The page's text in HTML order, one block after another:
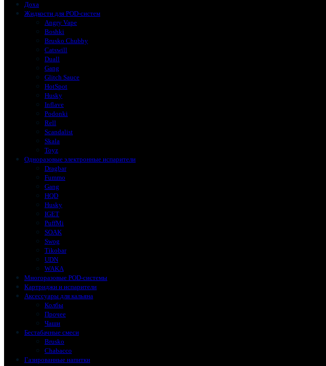
Доха
Жидкости для POD-систем
Angry Vape
Boshki
Brusko Chubby
Catswill
Duall
Gang
Glitch Sauce
HotSpot
Husky
Inflave
Podonki
Rell
Scandalist
Skala
Toyz
Одноразовые электронные испарители
Dragbar
Fummo
Gang
HQD
Husky
IGET
PuffMi
SOAK
Swog
Tikobar
UDN
WAKA
Многоразовые POD-системы
Картриджи и испарители
Аксессуары для кальяна
Колбы
Прочее
Чаши
Бестабачные смеси
Brusko
Chabacco
Газированные напитки